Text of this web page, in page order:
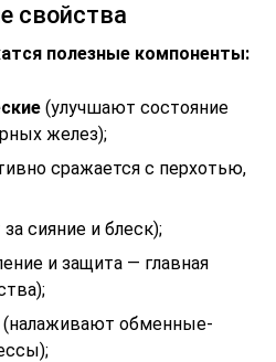
свойства
полезные компоненты:
(улучшают состояние
желез);
сражается с перхотью,
сияние и блеск);
и защита — главная
(налаживают обменные-